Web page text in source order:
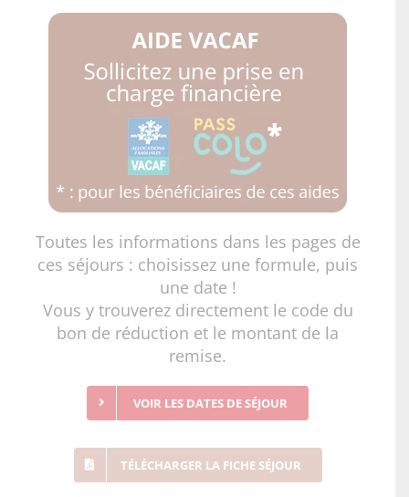
Toutes les informations dans les pages de
ces séjours : choisissez une formule, puis
une date !
Vous y trouverez directement le code du
bon de réduction et le montant de la
remise.
VOIR LES DATES DE SÉJOUR
TÉLÉCHARGER LA FICHE SÉJOUR